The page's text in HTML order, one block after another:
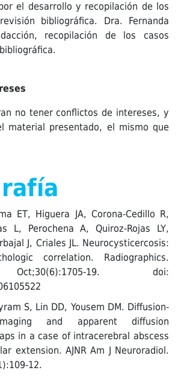
el desarrollo y recopilación de los
bibliográfica. Dra. Fernanda
recopilación de los casos
no tener conflictos de intereses, y
material presentado, el mismo que
ET, Higuera JA, Corona-Cedillo R,
L, Perochena A, Quiroz-Rojas LY,
J, Criales JL. Neurocysticercosis:
correlation. Radiographics.
19. doi:
S, Lin DD, Yousem DM. Diffusion-
and apparent diffusion
in a case of intracerebral abscess
extension. AJNR Am J Neuroradiol.
12.